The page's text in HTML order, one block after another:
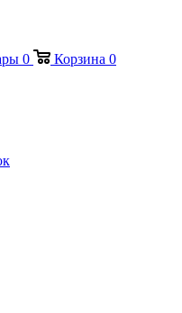
0 Корзина 0